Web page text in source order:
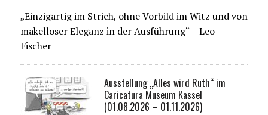
„Einzigartig im Strich, ohne Vorbild im Witz und von
makelloser Eleganz in der Ausführung“ – Leo
Fischer
Ausstellung „Alles wird Ruth“ im
Caricatura Museum Kassel
(01.08.2026 – 01.11.2026)